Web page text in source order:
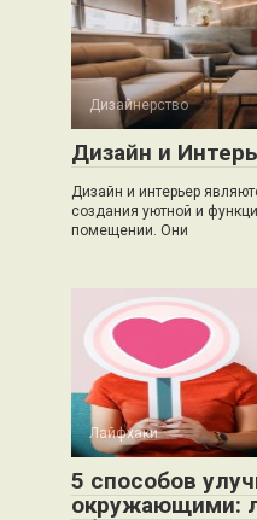
Дизайнерство
Дизайн и
Дизайн и интерьер
создания уютной и
помещении. Они
Лайфхаки
5 способов
окружающими: